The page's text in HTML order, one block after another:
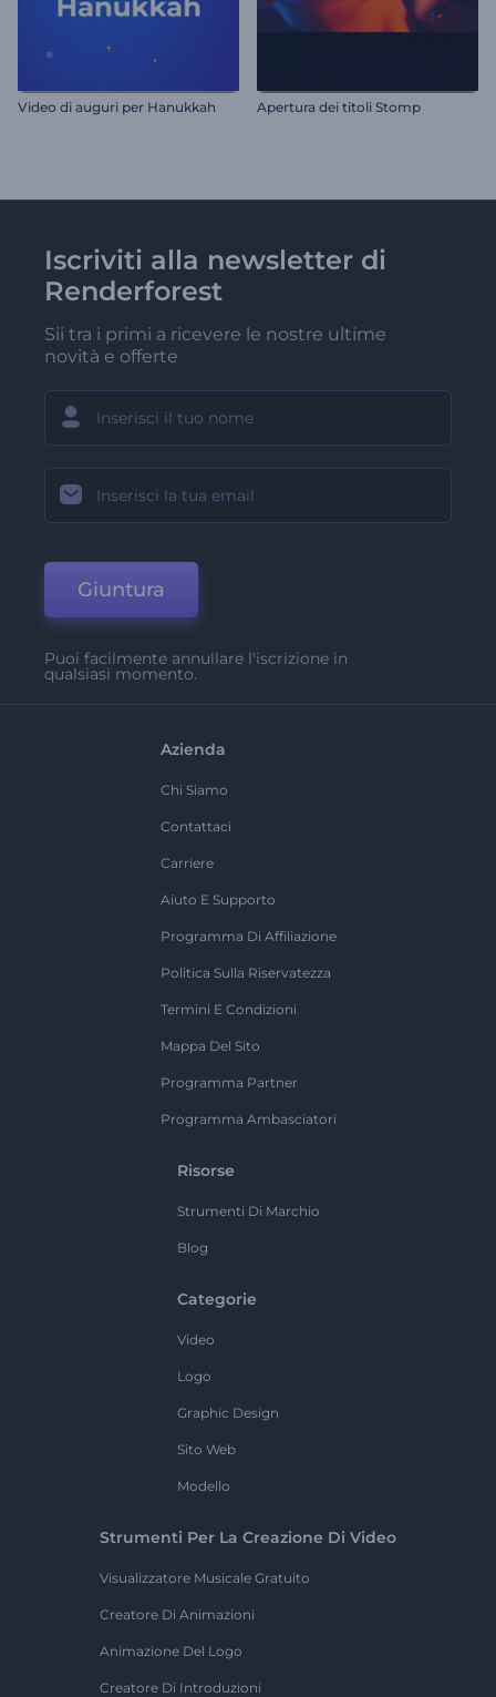
Video di auguri per Hanukkah Apertura dei titoli Stomp
Iscriviti alla newsletter di
Renderforest
Sii tra i primi a ricevere le nostre ultime
novità e offerte
Giuntura
Puoi facilmente annullare l'iscrizione in
qualsiasi momento.
Azienda
Chi Siamo
Contattaci
Carriere
Aiuto E Supporto
Programma Di Affiliazione
Politica Sulla Riservatezza
Termini E Condizioni
Mappa Del Sito
Programma Partner
Programma Ambasciatori
Risorse
Strumenti Di Marchio
Blog
Categorie
Video
Logo
Graphic Design
Sito Web
Modello
Strumenti Per La Creazione Di Video
Visualizzatore Musicale Gratuito
Creatore Di Animazioni
Animazione Del Logo
Creatore Di Introduzioni